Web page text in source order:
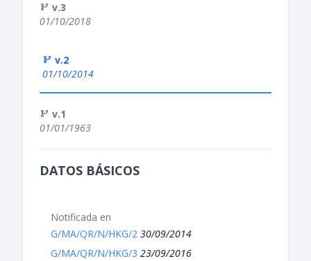
v.3
01/10/2018
v.2
01/10/2014
v.1
01/01/1963
DATOS BÁSICOS
Notificada en
G/MA/QR/N/HKG/2 30/09/2014
G/MA/QR/N/HKG/3 23/09/2016